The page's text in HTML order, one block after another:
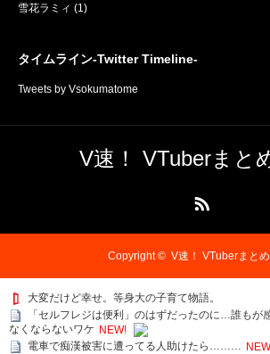
雪花ラミィ (1)
タイムライン-Twitter Timeline-
Tweets by Vsokumatome
V速！ VTuberまと
Copyright © V速！ VTuberまと
大変だけど幸せ。等身大の子育て物語。
「セルフレジは便利」のはずだったのに…誰もが
なくならないワケ NEW!
電車で痴漢被害に遭ってる人助けたら………